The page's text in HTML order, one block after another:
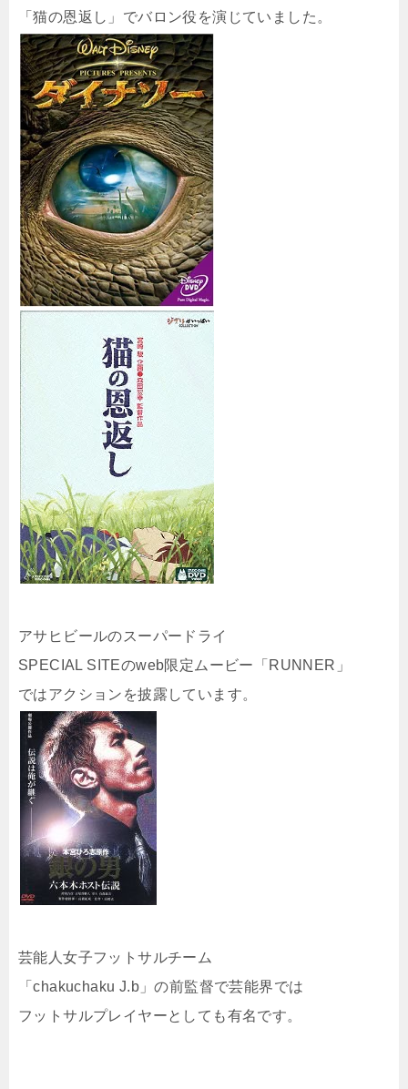
「猫の恩返し」でバロン役を演じていました。
アサヒビールのスーパードライ
SPECIAL SITEのweb限定ムービー「RUNNER」
ではアクションを披露しています。
芸能人女子フットサルチーム
「chakuchaku J.b」の前監督で芸能界では
フットサルプレイヤーとしても有名です。